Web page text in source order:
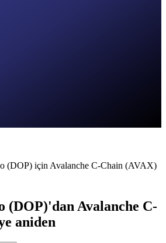
(DOP) için Avalanche C-Chain (AVAX)
(DOP)'dan Avalanche C-
aniden